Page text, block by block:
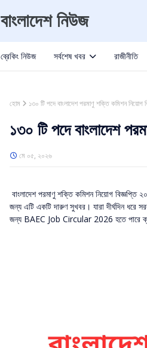
বাংলাদেশ নিউজ
ব্রেকিং নিউজ সর্বশেষ খবর রাজীনীতি
হোম ১৩০ টি পদে বাংলাদেশ পরমাণু শক্তি কমিশন নিয়োগ
১৩০ টি পদে বাংলাদেশ
মে ০৫, ২০২৬
বাংলাদেশ পরমাণু শক্তি কমিশন নিয়োগ
জন্য এটি একটি দারুণ সুখবর। যারা দীর্ঘদিন ধরে
জন্য BAEC Job Circular 2026 হতে পারে